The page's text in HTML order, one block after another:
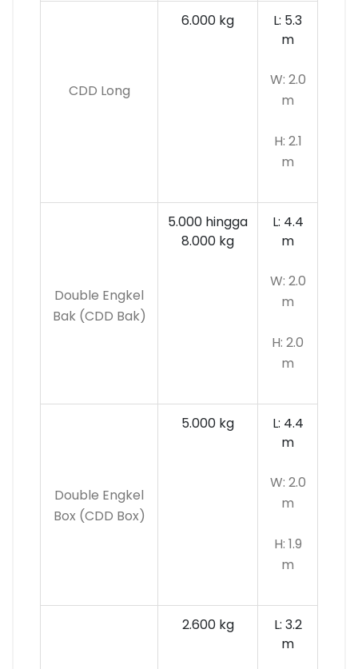
CDD Long
6.000 kg
L: 5.3
m
W: 2.0
m
H: 2.1
m
Double Engkel
Bak (CDD Bak)
5.000 hingga
8.000 kg
L: 4.4
m
W: 2.0
m
H: 2.0
m
Double Engkel
Box (CDD Box)
5.000 kg
L: 4.4
m
W: 2.0
m
H: 1.9
m
2.600 kg
L: 3.2
m